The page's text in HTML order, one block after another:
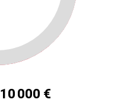
10 000 €